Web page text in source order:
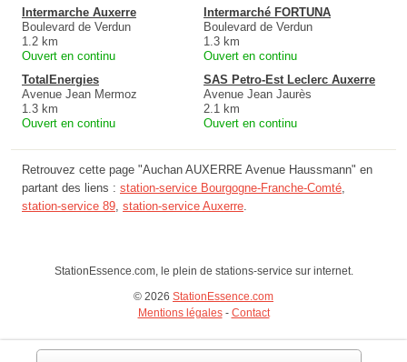
Intermarche Auxerre
Boulevard de Verdun
1.2 km
Ouvert en continu
Intermarché FORTUNA
Boulevard de Verdun
1.3 km
Ouvert en continu
TotalEnergies
Avenue Jean Mermoz
1.3 km
Ouvert en continu
SAS Petro-Est Leclerc Auxerre
Avenue Jean Jaurès
2.1 km
Ouvert en continu
Retrouvez cette page "Auchan AUXERRE Avenue Haussmann" en
partant des liens : station-service Bourgogne-Franche-Comté
station-service 89 station-service Auxerre
StationEssence.com, le plein de stations-service sur internet.
© 2026 StationEssence.com
Mentions légales- Contact